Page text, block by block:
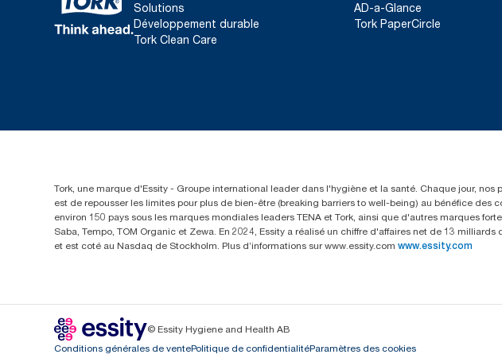
Solutions
Développement durable
Tork Clean Care
AD-a-Glance
Tork PaperCircle
Tork, une marque d'Essity - Groupe international leader dans l'hygiène et la santé. Chaque jour,
est de repousser les limites pour plus de bien-être (breaking barriers to well-being) au bénéfice
environ 150 pays sous les marques mondiales leaders TENA et Tork, ainsi que d'autres marques
Saba, Tempo, TOM Organic et Zewa. En 2024, Essity a réalisé un chiffre d'affaires net de 13
et est coté au Nasdaq de Stockholm. Plus d’informations sur www.essity.com www.essity.com
© Essity Hygiene and Health AB
Conditions générales de ventePolitique de confidentialitéParamètres des cookies